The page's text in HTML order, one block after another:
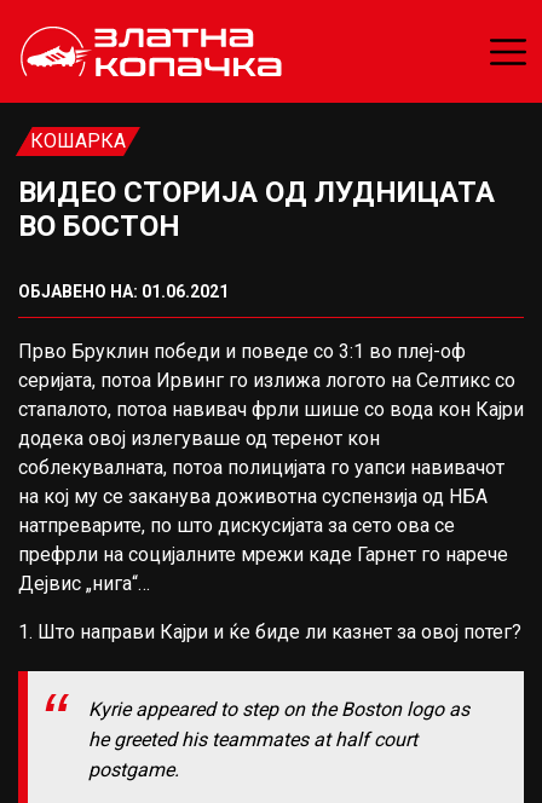
КОШАРКА
ВИДЕО СТОРИЈА ОД ЛУДНИЦАТА
ВО БОСТОН
ОБЈАВЕНО НА: 01.06.2021
Прво Бруклин победи и поведе со 3:1 во плеј-оф
серијата, потоа Ирвинг го излижа логото на Селтикс со
стапалото, потоа навивач фрли шише со вода кон Кајри
додека овој излегуваше од теренот кон
соблекувалната, потоа полицијата го уaпси навивачот
на кој му се заканува доживотна суспензија од НБА
натпреварите, по што дискусијата за сето ова се
префрли на социјалните мрежи каде Гарнет го нарече
Дејвис „нига“…
1. Што направи Кајри и ќе биде ли казнет за овој потег?
Kyrie appeared to step on the Boston logo as
he greeted his teammates at half court
postgame.